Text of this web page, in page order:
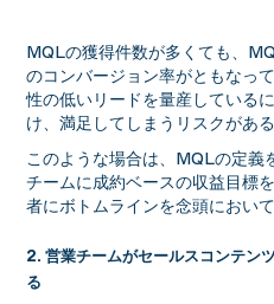
MQLの獲得件数が多くても、
のコンバージョン率がともなっ
性の低いリードを量産している
け、満足してしまうリスクがある
このような場合は、MQLの定義
チームに成約ベースの収益目標
者にボトムラインを念頭におい
2. 営業チームがセールスコンテン
る